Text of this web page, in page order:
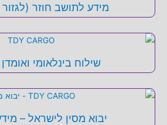
מידע לתושב חוזר
שילוח בינלאומי ואומדן
יבוא מסין לישראל –